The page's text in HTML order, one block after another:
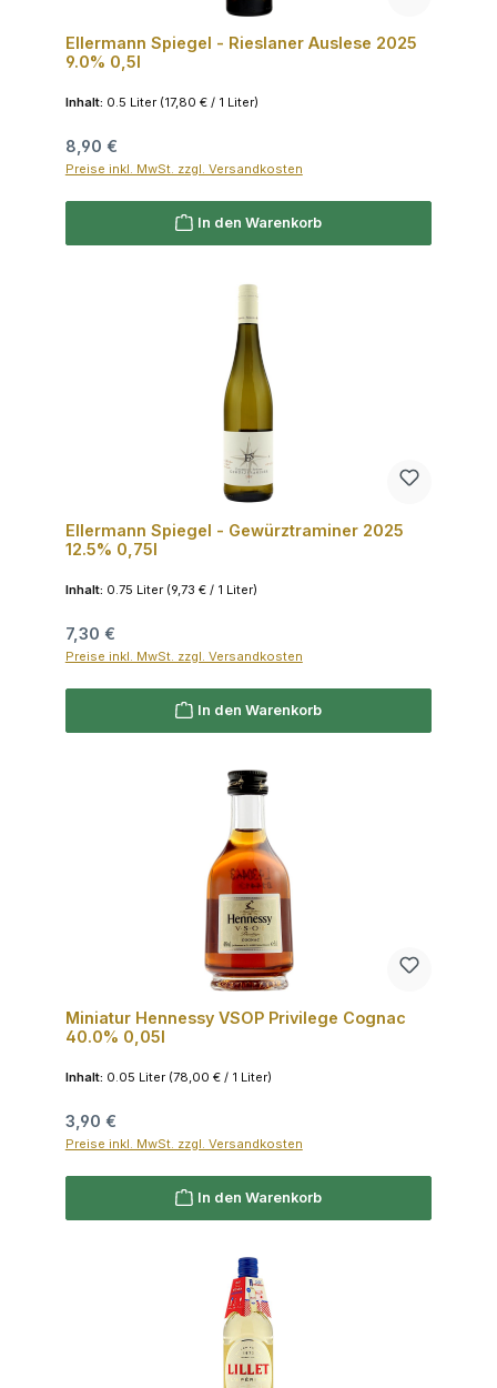
Ellermann Spiegel - Rieslaner Auslese 2025
9.0% 0,5l
Inhalt: 0.5 Liter (17,80 € / 1 Liter)
Regulärer Preis:
8,90 €
Preise inkl. MwSt. zzgl. Versandkosten
In den Warenkorb
Ellermann Spiegel - Gewürztraminer 2025
12.5% 0,75l
Inhalt: 0.75 Liter (9,73 € / 1 Liter)
Regulärer Preis:
7,30 €
Preise inkl. MwSt. zzgl. Versandkosten
In den Warenkorb
Miniatur Hennessy VSOP Privilege Cognac
40.0% 0,05l
Inhalt: 0.05 Liter (78,00 € / 1 Liter)
Regulärer Preis:
3,90 €
Preise inkl. MwSt. zzgl. Versandkosten
In den Warenkorb